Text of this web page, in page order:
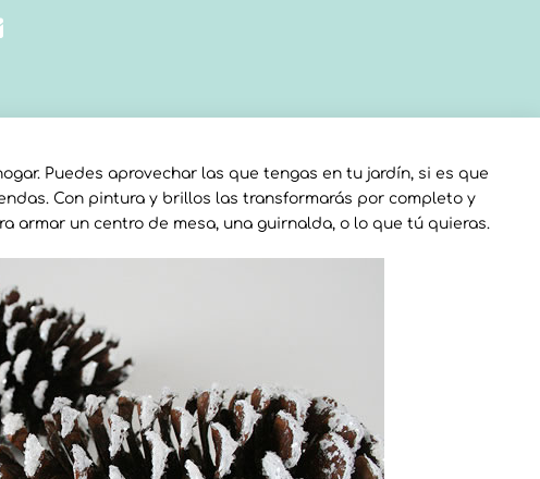
Puedes aprovechar las que tengas en tu jardín, si es que
Con pintura y brillos las transformarás por completo y
armar un centro de mesa, una guirnalda, o lo que tú quieras.